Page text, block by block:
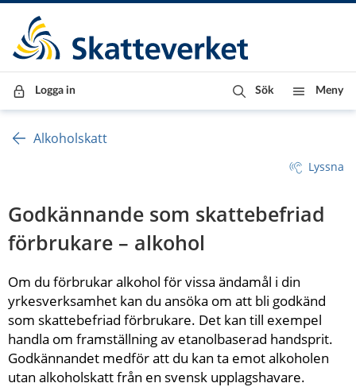
Till innehåll
Till navigationen
Till chattrobot
Logga in Sök Meny
Alkoholskatt
Lyssna
Godkännande som skattebefriad
förbrukare – alkohol
Om du förbrukar alkohol för vissa ändamål i din
yrkesverksamhet kan du ansöka om att bli godkänd
som skattebefriad förbrukare. Det kan till exempel
handla om framställning av etanolbaserad handsprit.
Godkännandet medför att du kan ta emot alkoholen
utan alkoholskatt från en svensk upplagshavare.